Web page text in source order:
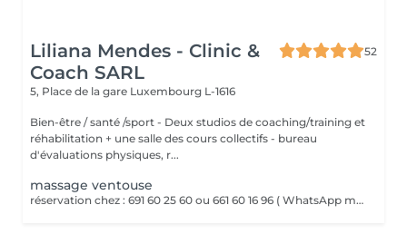
Liliana Mendes - Clinic &
Coach SARL
52
5, Place de la gare Luxembourg L-1616
Bien-être / santé /sport - Deux studios de coaching/training et
réhabilitation + une salle des cours collectifs - bureau
d'évaluations physiques, r...
massage ventouse
réservation chez : 691 60 25 60 ou 661 60 16 96 ( WhatsApp msg ) VENTOUSES OU CUPPING THERAPY Technique thérapeutique utilisant la succion pour créer une dépression sur la peau. Il améliore la circulation sanguine, décontracte lés muscles, soulage les Dolores et draine les tissus